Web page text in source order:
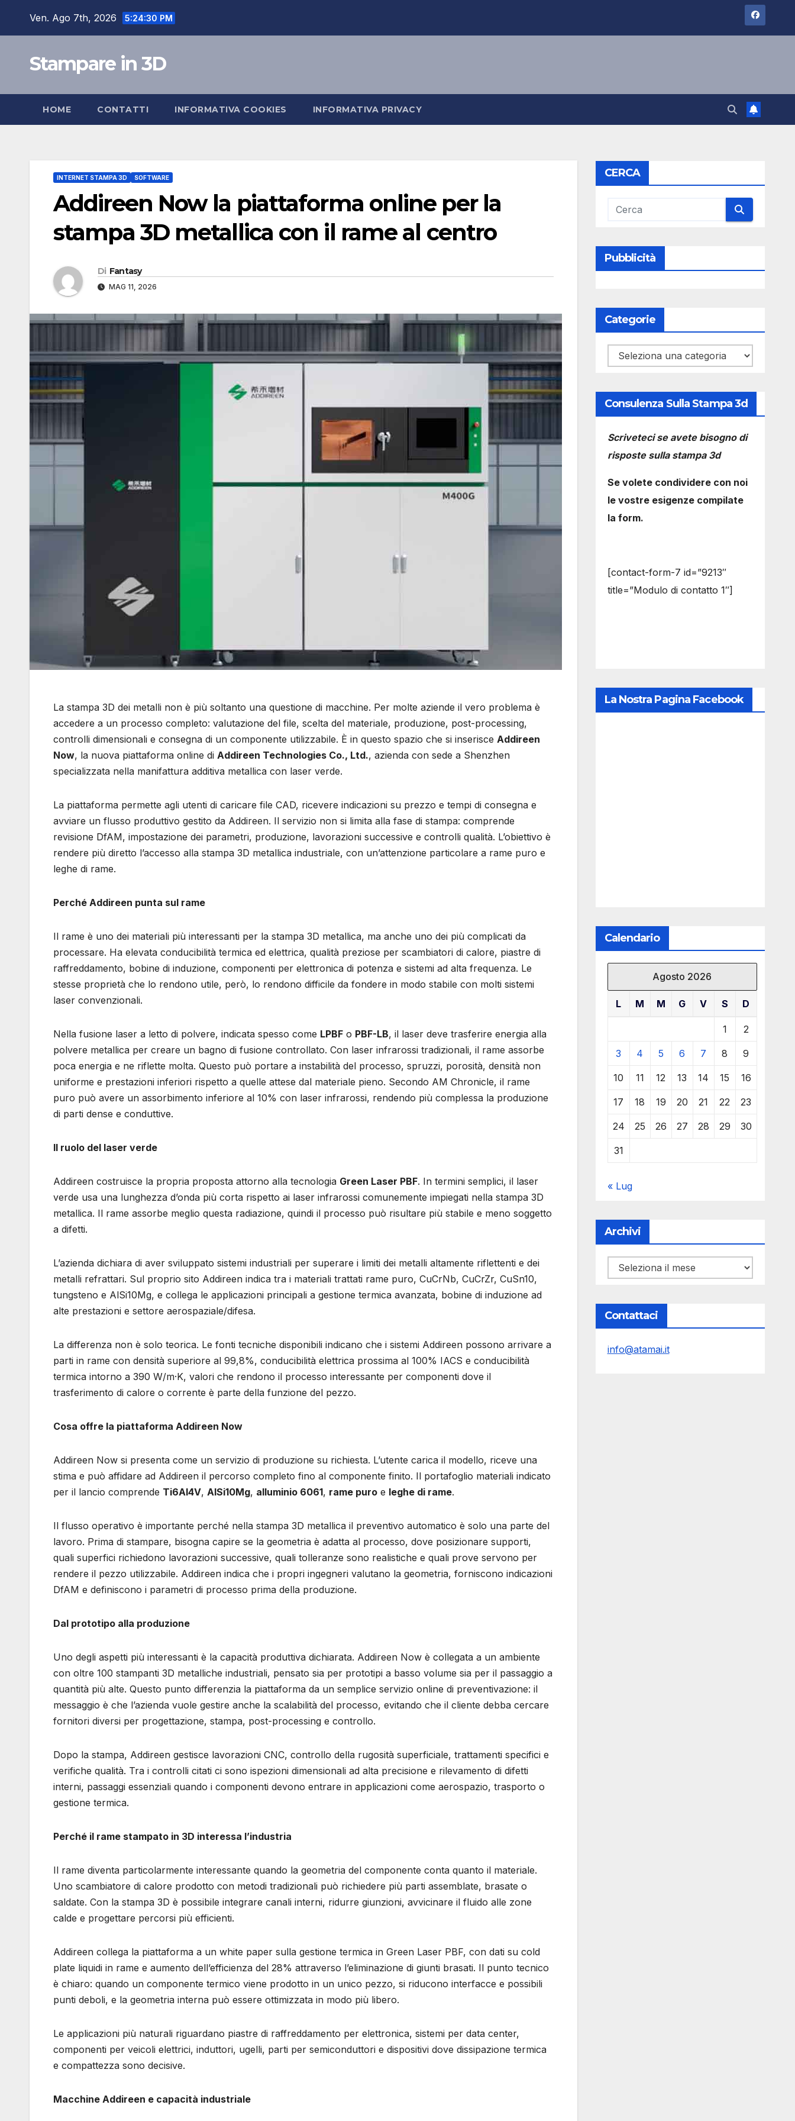
Ven. Ago 7th, 2026 5:24:30 PM
Stampare in 3D
HOME CONTATTI INFORMATIVA COOKIES INFORMATIVA PRIVACY
INTERNET STAMPA 3D SOFTWARE
Addireen Now la piattaforma online per la
stampa 3D metallica con il rame al centro
Di Fantasy
MAG 11, 2026
La stampa 3D dei metalli non è più soltanto una questione di macchine. Per molte aziende il vero problema è
accedere a un processo completo: valutazione del file, scelta del materiale, produzione, post-processing,
controlli dimensionali e consegna di un componente utilizzabile. È in questo spazio che si inserisce Addireen
Now, la nuova piattaforma online di Addireen Technologies Co., Ltd., azienda con sede a Shenzhen
specializzata nella manifattura additiva metallica con laser verde.
La piattaforma permette agli utenti di caricare file CAD, ricevere indicazioni su prezzo e tempi di consegna e
avviare un flusso produttivo gestito da Addireen. Il servizio non si limita alla fase di stampa: comprende
revisione DfAM, impostazione dei parametri, produzione, lavorazioni successive e controlli qualità. L’obiettivo è
rendere più diretto l’accesso alla stampa 3D metallica industriale, con un’attenzione particolare a rame puro e
leghe di rame.
Perché Addireen punta sul rame
Il rame è uno dei materiali più interessanti per la stampa 3D metallica, ma anche uno dei più complicati da
processare. Ha elevata conducibilità termica ed elettrica, qualità preziose per scambiatori di calore, piastre di
raffreddamento, bobine di induzione, componenti per elettronica di potenza e sistemi ad alta frequenza. Le
stesse proprietà che lo rendono utile, però, lo rendono difficile da fondere in modo stabile con molti sistemi
laser convenzionali.
Nella fusione laser a letto di polvere, indicata spesso come LPBF o PBF-LB, il laser deve trasferire energia alla
polvere metallica per creare un bagno di fusione controllato. Con laser infrarossi tradizionali, il rame assorbe
poca energia e ne riflette molta. Questo può portare a instabilità del processo, spruzzi, porosità, densità non
uniforme e prestazioni inferiori rispetto a quelle attese dal materiale pieno. Secondo AM Chronicle, il rame
puro può avere un assorbimento inferiore al 10% con laser infrarossi, rendendo più complessa la produzione
di parti dense e conduttive.
Il ruolo del laser verde
Addireen costruisce la propria proposta attorno alla tecnologia Green Laser PBF. In termini semplici, il laser
verde usa una lunghezza d’onda più corta rispetto ai laser infrarossi comunemente impiegati nella stampa 3D
metallica. Il rame assorbe meglio questa radiazione, quindi il processo può risultare più stabile e meno soggetto
a difetti.
L’azienda dichiara di aver sviluppato sistemi industriali per superare i limiti dei metalli altamente riflettenti e dei
metalli refrattari. Sul proprio sito Addireen indica tra i materiali trattati rame puro, CuCrNb, CuCrZr, CuSn10,
tungsteno e AlSi10Mg, e collega le applicazioni principali a gestione termica avanzata, bobine di induzione ad
alte prestazioni e settore aerospaziale/difesa.
La differenza non è solo teorica. Le fonti tecniche disponibili indicano che i sistemi Addireen possono arrivare a
parti in rame con densità superiore al 99,8%, conducibilità elettrica prossima al 100% IACS e conducibilità
termica intorno a 390 W/m·K, valori che rendono il processo interessante per componenti dove il
trasferimento di calore o corrente è parte della funzione del pezzo.
Cosa offre la piattaforma Addireen Now
Addireen Now si presenta come un servizio di produzione su richiesta. L’utente carica il modello, riceve una
stima e può affidare ad Addireen il percorso completo fino al componente finito. Il portafoglio materiali indicato
per il lancio comprende Ti6Al4V, AlSi10Mg, alluminio 6061, rame puro e leghe di rame.
Il flusso operativo è importante perché nella stampa 3D metallica il preventivo automatico è solo una parte del
lavoro. Prima di stampare, bisogna capire se la geometria è adatta al processo, dove posizionare supporti,
quali superfici richiedono lavorazioni successive, quali tolleranze sono realistiche e quali prove servono per
rendere il pezzo utilizzabile. Addireen indica che i propri ingegneri valutano la geometria, forniscono indicazioni
DfAM e definiscono i parametri di processo prima della produzione.
Dal prototipo alla produzione
Uno degli aspetti più interessanti è la capacità produttiva dichiarata. Addireen Now è collegata a un ambiente
con oltre 100 stampanti 3D metalliche industriali, pensato sia per prototipi a basso volume sia per il passaggio a
quantità più alte. Questo punto differenzia la piattaforma da un semplice servizio online di preventivazione: il
messaggio è che l’azienda vuole gestire anche la scalabilità del processo, evitando che il cliente debba cercare
fornitori diversi per progettazione, stampa, post-processing e controllo.
Dopo la stampa, Addireen gestisce lavorazioni CNC, controllo della rugosità superficiale, trattamenti specifici e
verifiche qualità. Tra i controlli citati ci sono ispezioni dimensionali ad alta precisione e rilevamento di difetti
interni, passaggi essenziali quando i componenti devono entrare in applicazioni come aerospazio, trasporto o
gestione termica.
Perché il rame stampato in 3D interessa l’industria
Il rame diventa particolarmente interessante quando la geometria del componente conta quanto il materiale.
Uno scambiatore di calore prodotto con metodi tradizionali può richiedere più parti assemblate, brasate o
saldate. Con la stampa 3D è possibile integrare canali interni, ridurre giunzioni, avvicinare il fluido alle zone
calde e progettare percorsi più efficienti.
Addireen collega la piattaforma a un white paper sulla gestione termica in Green Laser PBF, con dati su cold
plate liquidi in rame e aumento dell’efficienza del 28% attraverso l’eliminazione di giunti brasati. Il punto tecnico
è chiaro: quando un componente termico viene prodotto in un unico pezzo, si riducono interfacce e possibili
punti deboli, e la geometria interna può essere ottimizzata in modo più libero.
Le applicazioni più naturali riguardano piastre di raffreddamento per elettronica, sistemi per data center,
componenti per veicoli elettrici, induttori, ugelli, parti per semiconduttori e dispositivi dove dissipazione termica
e compattezza sono decisive.
Macchine Addireen e capacità industriale
CERCA
Pubblicità
Categorie
Categorie
Consulenza Sulla Stampa 3d
Scriveteci se avete bisogno di
risposte sulla stampa 3d
Se volete condividere con noi
le vostre esigenze compilate
la form.
[contact-form-7 id=”9213″
title=”Modulo di contatto 1″]
La Nostra Pagina Facebook
Calendario
Agosto 2026
L M M G V S D
1 2
3 4 5 6 7 8 9
10 11 12 13 14 15 16
17 18 19 20 21 22 23
24 25 26 27 28 29 30
31
« Lug
Archivi
Archivi
Contattaci
info@atamai.it